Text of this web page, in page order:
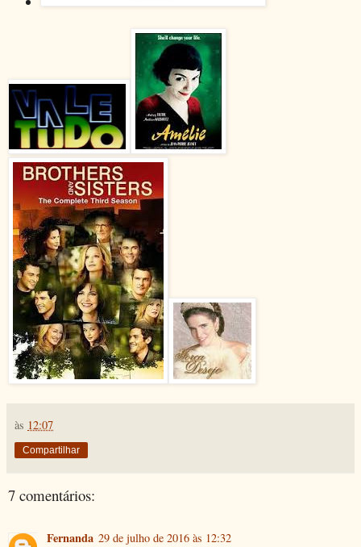
às 12:07
Compartilhar
7 comentários:
Fernanda 29 de julho de 2016 às 12:32